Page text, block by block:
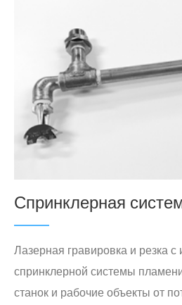
Спринклерная
Лазерная гравировка и резка
спринклерной системы
станок и рабочие объекты от